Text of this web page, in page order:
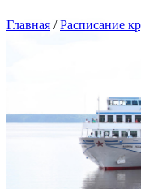
Главная /Расписание